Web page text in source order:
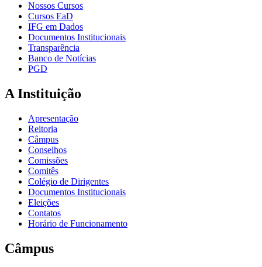
Nossos Cursos
Cursos EaD
IFG em Dados
Documentos Institucionais
Transparência
Banco de Notícias
PGD
A Instituição
Apresentação
Reitoria
Câmpus
Conselhos
Comissões
Comitês
Colégio de Dirigentes
Documentos Institucionais
Eleições
Contatos
Horário de Funcionamento
Câmpus